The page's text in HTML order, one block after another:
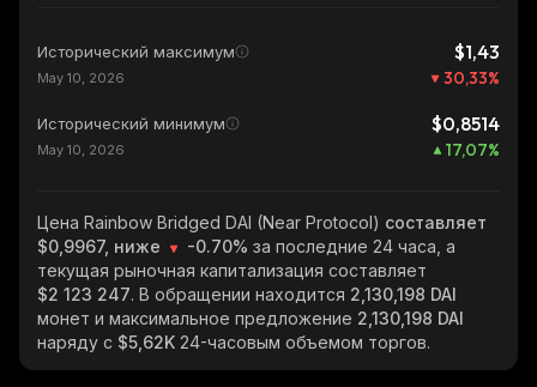
Исторический максимум $1,43
May 10, 2026 30,33%
Исторический минимум $0,8514
May 10, 2026 17,07%
Цена Rainbow Bridged DAI (Near Protocol) составляет
$0,9967, ниже
-0.70% за последние 24 часа, а
текущая рыночная капитализация составляет
$2 123 247. В обращении находится 2,130,198 DAI
монет и максимальное предложение 2,130,198 DAI
наряду с $5,62K 24-часовым объемом торгов.